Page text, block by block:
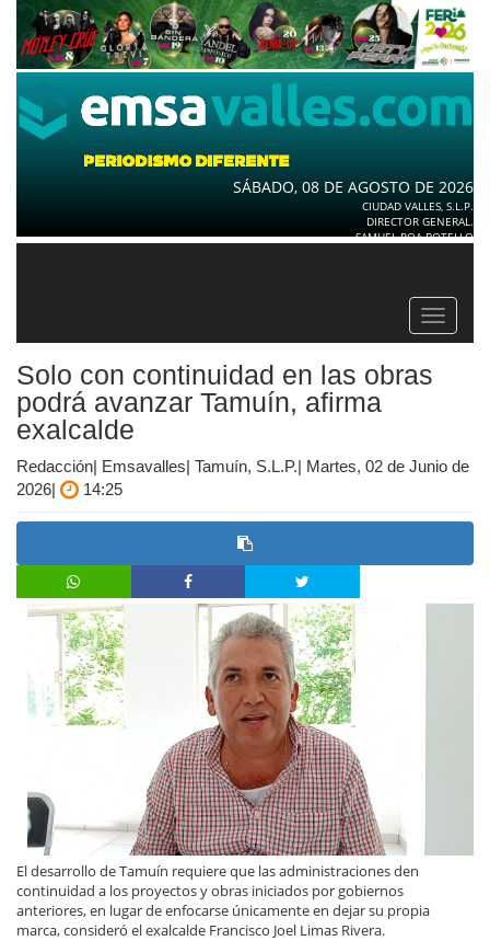
SÁBADO, 08 DE AGOSTO DE 2026
CIUDAD VALLES, S.L.P.
DIRECTOR GENERAL.
SAMUEL ROA BOTELLO
Toggle
Solo con continuidad en las obras
podrá avanzar Tamuín, afirma
exalcalde
Redacción| Emsavalles| Tamuín, S.L.P.| Martes, 02 de Junio de
2026|
14:25
El desarrollo de Tamuín requiere que las administraciones den
continuidad a los proyectos y obras iniciados por gobiernos
anteriores, en lugar de enfocarse únicamente en dejar su propia
marca, consideró el exalcalde Francisco Joel Limas Rivera.